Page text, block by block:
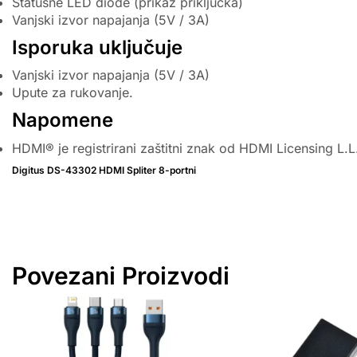
Vanjski izvor napajanja (5V / 3A)
Isporuka uključuje
Vanjski izvor napajanja (5V / 3A)
Upute za rukovanje.
Napomene
HDMI® je registrirani zaštitni znak od HDMI Licensing
Digitus DS-43302 HDMI Spliter 8-portni
Povezani Proizvodi